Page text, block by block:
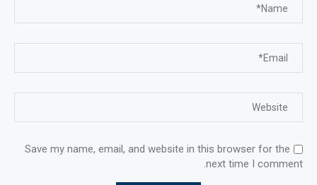
Save my name, email, and website in this browser for the
next time I comment.